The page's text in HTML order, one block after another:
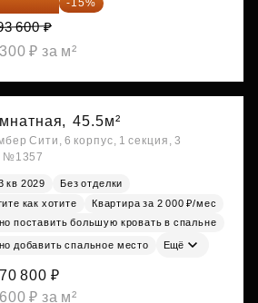
600 ₽
₽ за м²
45.5м²
Сити, 6 корпус, 1 секция, 3
№1357
кв 2029
Без отделки
как хотите
Квартира за 2 000 ₽/мес
поставить большую кровать в спальне
добавить спальное место Ещё
800 ₽
₽ за м²